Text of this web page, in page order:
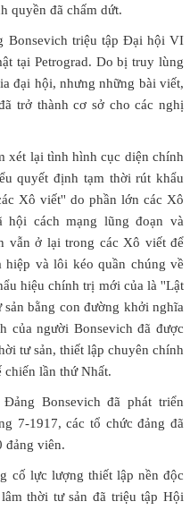
quyền đã chấm dứt.
Bonsevich triệu tập Đại hội VI
tại Petrograd. Do bị truy lùng
đại hội, nhưng những bài viết,
trở thành cơ sở cho các nghị
xét lại tình hình cục diện chính
quyết định tạm thời rút khẩu
Xô viết'' do phần lớn các Xô
cách mạng lũng đoạn và
vẫn ở lại trong các Xô viết để
hiệp và lôi kéo quần chúng về
hiệu chính trị mới của là ''Lật
bằng con đường khởi nghĩa
của người Bonsevich đã được
tư sản, thiết lập chuyên chính
lần thứ Nhất.
Bonsevich đã phát triển
7-1917, các tổ chức đảng đã
đảng viên.
cố lực lượng thiết lập nền độc
thời tư sản đã triệu tập Hội